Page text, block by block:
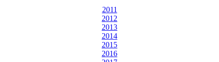
2011
2012
2013
2014
2015
2016